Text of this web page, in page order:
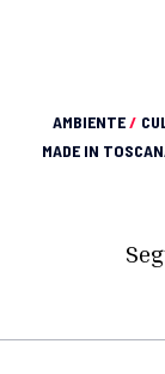
AMBIENTE/
MADE IN